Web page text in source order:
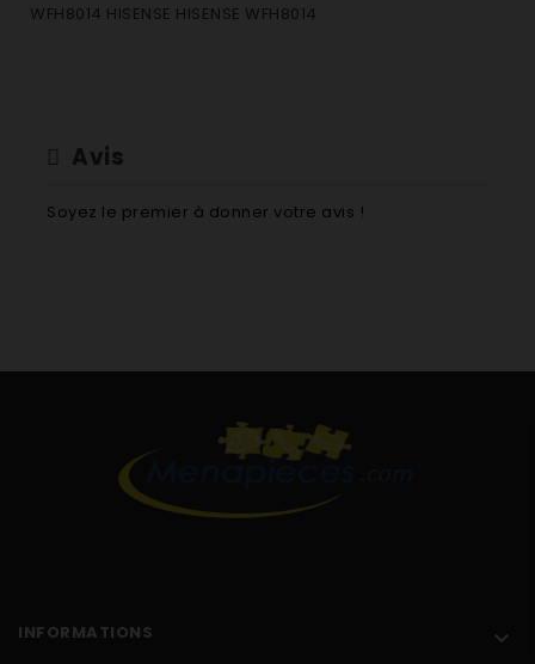
WFH8014 HISENSE HISENSE WFH8014
Avis
Soyez le premier à donner votre avis !
INFORMATIONS 